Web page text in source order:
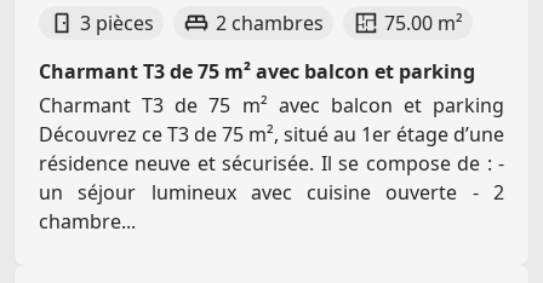
3 pièces 2 chambres
75.00 m²
Charmant T3 de 75 m² avec balcon et parking
Charmant T3 de 75 m² avec balcon et parking
Découvrez ce T3 de 75 m², situé au 1er étage d’une
résidence neuve et sécurisée. Il se compose de : -
un séjour lumineux avec cuisine ouverte - 2
chambre...